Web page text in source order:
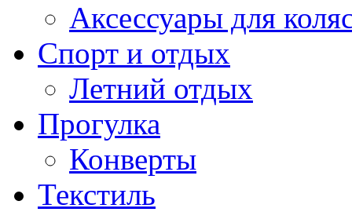
Аксессуары для
Спорт и отдых
Летний отдых
Прогулка
Конверты
Текстиль